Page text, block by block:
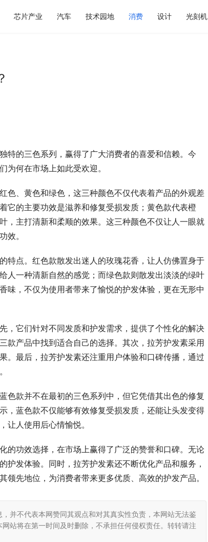
芯片产业 汽车 技术园地 消费 设计 光刻机
特的三色系列，赢得了广大消费者的喜爱和信赖。今
为何在市场上如此受欢迎。
色、黄色和绿色，这三种颜色不仅代表着产品的外观差
它的主要功效是滋养和修复受损发质；黄色款代表橙
，主打清新和柔顺的效果。这三种颜色不仅让人一眼就
效。
特点。红色款散发出迷人的玫瑰花香，让人仿佛置身于
人一种清新自然的感觉；而绿色款则散发出淡淡的绿叶
味，不仅为使用者带来了愉悦的护发体验，更在无形中
，它们针对不同发质和护发需求，提供了个性化的解决
款产品中找到适合自己的选择。其次，拉芳护发素采用
。最后，拉芳护发素还注重用户体验和口碑传播，通过
色款并不在最初的三色系列中，但它凭借其出色的修复
，蓝色款不仅能够有效修复受损发质，还能让头发变得
让人使用后心情愉悦。
的功效选择，在市场上赢得了广泛的赞誉和口碑。无论
发体验。同时，拉芳护发素还不断优化产品和服务，
先地位，为消费者带来更多优质、高效的护发产品。
并不代表本网赞同其观点和对其真实性负责，本网站无法鉴
站将在第一时间及时删除，不承担任何侵权责任。转转请注